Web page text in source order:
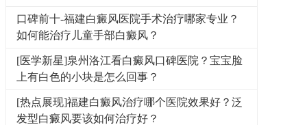
口碑前十-福建白癜风医院手术治疗哪家专业？
如何能治疗儿童手部白癜风？
[医学新星]泉州洛江看白癜风口碑医院？宝宝脸
上有白色的小块是怎么回事？
[热点展现]福建白癜风治疗哪个医院效果好？泛
发型白癜风要该如何治疗好？